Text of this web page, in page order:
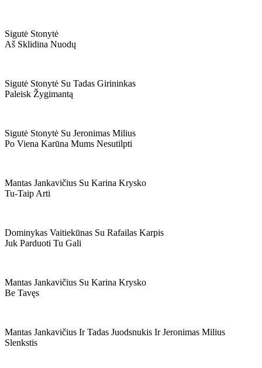
Sigutė Stonytė
Aš Sklidina Nuodų
Sigutė Stonytė Su Tadas Girininkas
Paleisk Žygimantą
Sigutė Stonytė Su Jeronimas Milius
Po Viena Karūna Mums Nesutilpti
Mantas Jankavičius Su Karina Krysko
Tu-Taip Arti
Dominykas Vaitiekūnas Su Rafailas Karpis
Juk Parduoti Tu Gali
Mantas Jankavičius Su Karina Krysko
Be Tavęs
Mantas Jankavičius Ir Tadas Juodsnukis Ir Jeronimas Milius
Slenkstis